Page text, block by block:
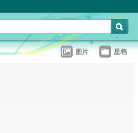
图片 星档